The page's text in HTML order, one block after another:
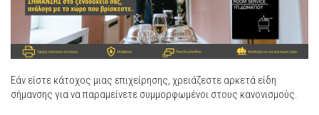
Εάν είστε κάτοχος μιας επιχείρησης, χρειάζεστε αρκετά είδη
σήμανσης για να παραμείνετε συμμορφωμένοι στους κανονισμούς.